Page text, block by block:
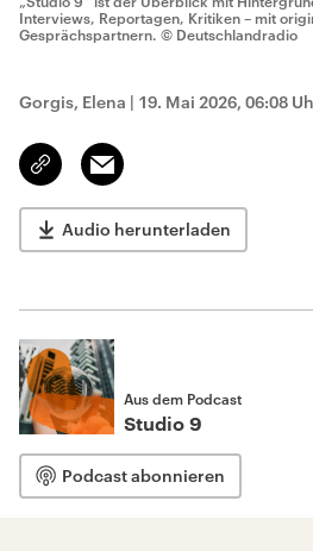
Interviews, Reportagen, Kritiken – mit
Gesprächspartnern. © Deutschlandradio
Gorgis, Elena | 19. Mai 2026, 06:08
Link
kopieren/teilen
Email
Audio herunterladen
Aus dem Podcast
Studio 9
Podcast abonnieren